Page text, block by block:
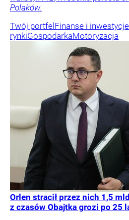
Polaków.
Twój portfel Finanse i inwestycje
rynkiGospodarkaMotoryzacja
Orlen stracił przez nich 1,5
z czasów Obajtka grozi po 25